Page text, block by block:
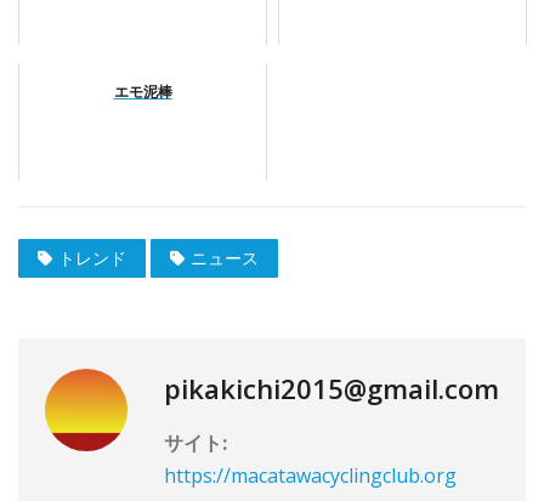
エモ泥棒
トレンド ニュース
pikakichi2015@gmail.com
サイト:
https://macatawacyclingclub.org